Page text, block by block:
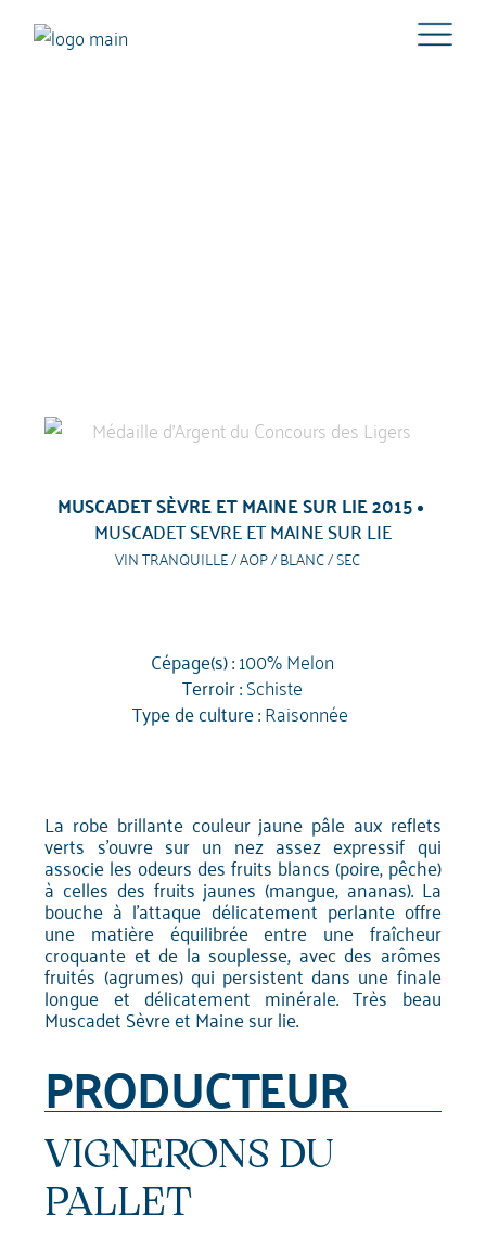
MUSCADET SÈVRE ET MAINE SUR LIE 2015
MUSCADET SEVRE ET MAINE SUR LIE
VIN TRANQUILLE / AOP / BLANC / SEC
Cépage(s) :100% Melon
Terroir :Schiste
Type de culture :Raisonnée
La robe brillante couleur jaune pâle aux reflets
verts s'ouvre sur un nez assez expressif qui
associe les odeurs des fruits blancs (poire, pêche)
à celles des fruits jaunes (mangue, ananas). La
bouche à l’attaque délicatement perlante offre
une matière équilibrée entre une fraîcheur
croquante et de la souplesse, avec des arômes
fruités (agrumes) qui persistent dans une finale
longue et délicatement minérale. Très beau
Muscadet Sèvre et Maine sur lie.
PRODUCTEUR
VIGNERONS DU
PALLET